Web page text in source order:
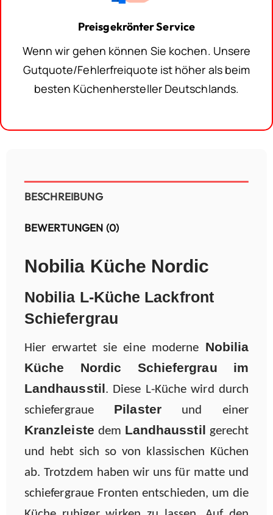
Preisgekrönter Service
Wenn wir gehen können Sie kochen. Unsere
Gutquote/Fehlerfreiquote ist höher als beim
besten Küchenhersteller Deutschlands.
BESCHREIBUNG
BEWERTUNGEN (0)
Nobilia Küche Nordic
Nobilia L-Küche Lackfront
Schiefergrau
Hier erwartet sie eine moderne Nobilia
Küche Nordic Schiefergrau im
Landhausstil. Diese L-Küche wird durch
schiefergraue Pilasterund einer
Kranzleiste dem Landhausstil gerecht
und hebt sich so von klassischen Küchen
ab. Trotzdem haben wir uns für matte und
schiefergraue Fronten entschieden, um die